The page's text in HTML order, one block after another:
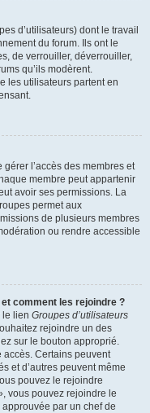
d’utilisateurs) dont le travail
du forum. Ils ont le
de verrouiller, déverrouiller,
qu’ils modèrent.
les utilisateurs partent en
l’accès des membres et
membre peut appartenir
avoir ses permissions. La
permet aux
de plusieurs membres
ou rendre accessible
comment les rejoindre ?
le lien Groupes d’utilisateurs
rejoindre un des
sur le bouton approprié.
accès. Certains peuvent
et d’autres peuvent même
pouvez le rejoindre
vous pouvez rejoindre le
par un chef de